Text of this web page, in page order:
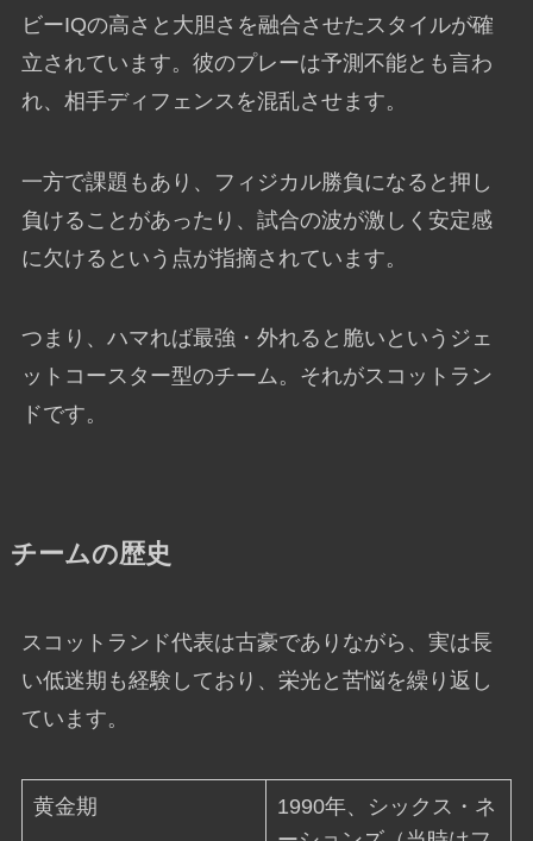
ビーIQの高さと大胆さを融合させたスタイルが確
立されています。彼のプレーは予測不能とも言わ
れ、相手ディフェンスを混乱させます。
一方で課題もあり、フィジカル勝負になると押し
負けることがあったり、試合の波が激しく安定感
に欠けるという点が指摘されています。
つまり、ハマれば最強・外れると脆いというジェ
ットコースター型のチーム。それがスコットラン
ドです。
チームの歴史
スコットランド代表は古豪でありながら、実は長
い低迷期も経験しており、栄光と苦悩を繰り返し
ています。
黄金期
1990年、シックス・ネ